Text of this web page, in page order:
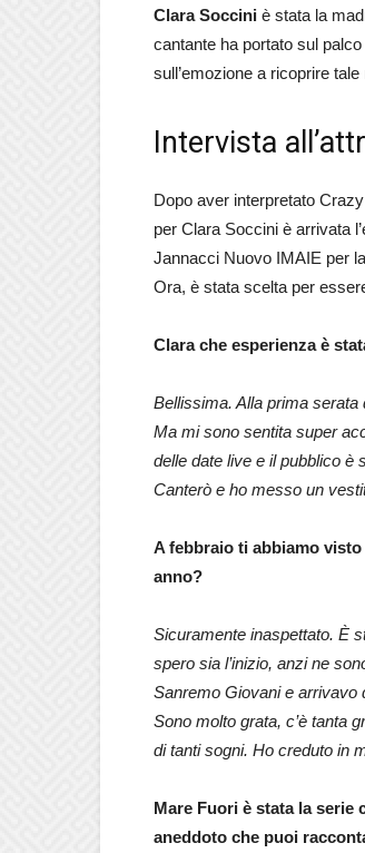
Clara Soccini è stata la
cantante ha portato sul
sull’emozione a ricoprire
Intervista
Dopo aver interpretato
per Clara Soccini è arrivata
Jannacci Nuovo IMAIE per
Ora, è stata scelta per
Clara che esperienza è
Bellissima. Alla prima
Ma mi sono sentita super
delle date live e il pubblico è
Canterò e ho messo un
A febbraio ti abbiamo visto
anno?
Sicuramente inaspettato. È
spero sia l’inizio, anzi ne
Sanremo Giovani e arrivavo
Sono molto grata, c’è tanta
di tanti sogni. Ho creduto in
Mare Fuori è stata la serie
aneddoto che puoi